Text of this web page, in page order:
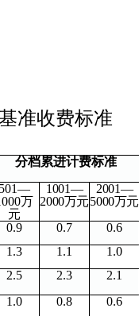
准收费标准
分档累进计费标准
501—
万
元
1001—
2000万元
2001—
5000万元
0.9 0.7 0.6
1.3 1.1 1.0
2.5 2.3 2.1
1.0 0.8 0.6